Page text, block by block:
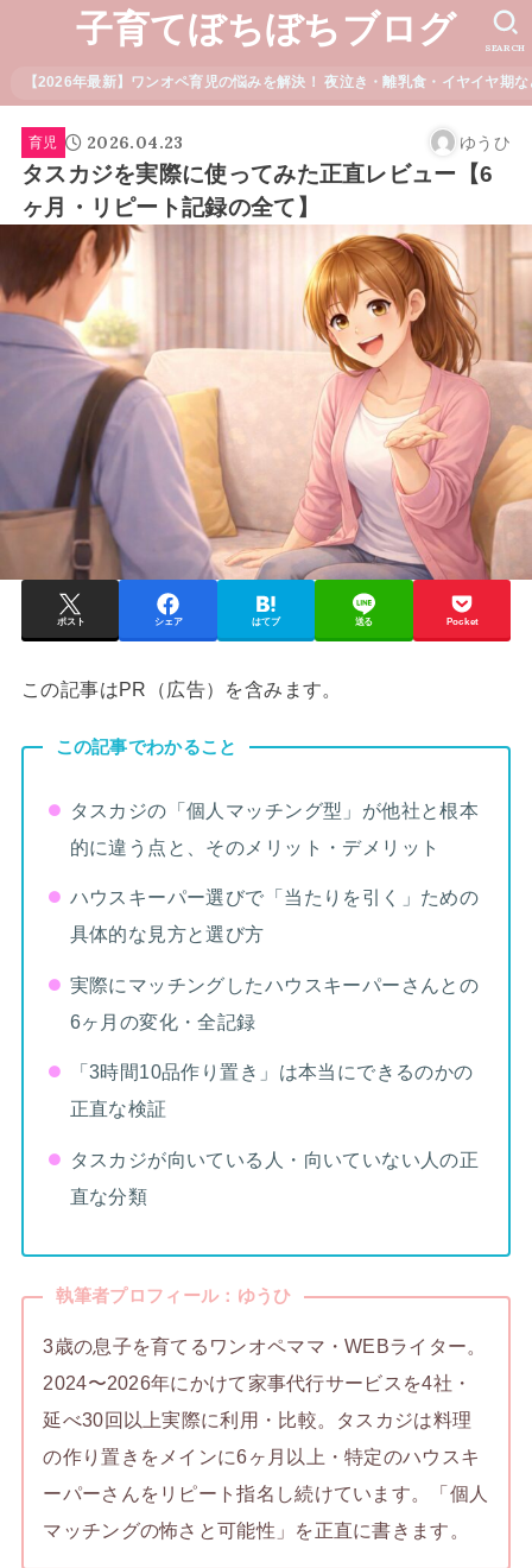
子育てぼちぼちブログ
【2026年最新】ワンオペ育児の悩みを解決！ 夜泣き・離乳食・イヤイヤ期
SEARCH
育児 2026.04.23 ゆうひ
タスカジを実際に使ってみた正直レビュー【6
ヶ月・リピート記録の全て】
ポスト シェア はてブ 送る Pocket
この記事はPR（広告）を含みます。
この記事でわかること
タスカジの「個人マッチング型」が他社と根本
的に違う点と、そのメリット・デメリット
ハウスキーパー選びで「当たりを引く」ための
具体的な見方と選び方
実際にマッチングしたハウスキーパーさんとの
6ヶ月の変化・全記録
「3時間10品作り置き」は本当にできるのかの
正直な検証
タスカジが向いている人・向いていない人の正
直な分類
執筆者プロフィール：ゆうひ
3歳の息子を育てるワンオペママ・WEBライター。
2024〜2026年にかけて家事代行サービスを4社・
延べ30回以上実際に利用・比較。タスカジは料理
の作り置きをメインに6ヶ月以上・特定のハウスキ
ーパーさんをリピート指名し続けています。「個人
マッチングの怖さと可能性」を正直に書きます。